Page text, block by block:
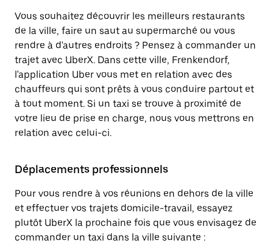
Vous souhaitez découvrir les meilleurs restaurants
de la ville, faire un saut au supermarché ou vous
rendre à d'autres endroits ? Pensez à commander un
trajet avec UberX. Dans cette ville, Frenkendorf,
l'application Uber vous met en relation avec des
chauffeurs qui sont prêts à vous conduire partout et
à tout moment. Si un taxi se trouve à proximité de
votre lieu de prise en charge, nous vous mettrons en
relation avec celui-ci.
Déplacements professionnels
Pour vous rendre à vos réunions en dehors de la ville
et effectuer vos trajets domicile-travail, essayez
plutôt UberX la prochaine fois que vous envisagez de
commander un taxi dans la ville suivante :